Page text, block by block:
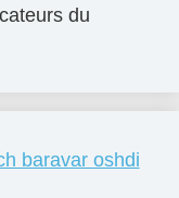
du
baravar oshdi